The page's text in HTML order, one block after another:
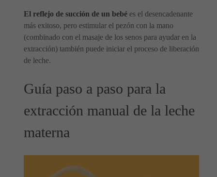
El reflejo de succión de un bebé es el desencadenante
más exitoso, pero estimular el pezón con la mano
(combinado con el masaje de los senos para ayudar en la
extracción) también puede iniciar el proceso de liberación
de leche.
Guía paso a paso para la
extracción manual de la leche
materna